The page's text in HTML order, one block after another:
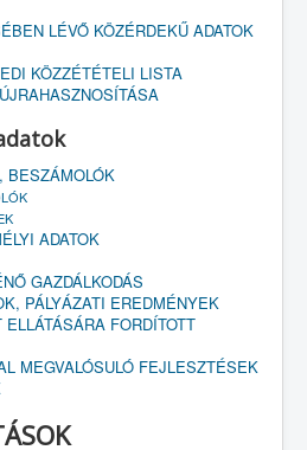
LÉVŐ KÖZÉRDEKŰ ADATOK
KÖZZÉTÉTELI LISTA
BESZÁMOLÓK
ADATOK
GAZDÁLKODÁS
PÁLYÁZATI EREDMÉNYEK
FORDÍTOTT
MEGVALÓSULÓ FEJLESZTÉSEK